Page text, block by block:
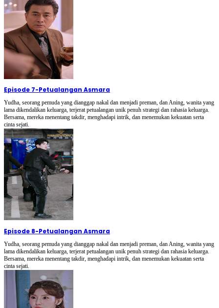
Episode 7-Petualangan Asmara
Yudha, seorang pemuda yang dianggap nakal dan menjadi preman, dan Aning, wanita yang
lama dikendalikan keluarga, terjerat petualangan unik penuh strategi dan rahasia keluarga.
Bersama, mereka menentang takdir, menghadapi intrik, dan menemukan kekuatan serta
cinta sejati.
Episode 8-Petualangan Asmara
Yudha, seorang pemuda yang dianggap nakal dan menjadi preman, dan Aning, wanita yang
lama dikendalikan keluarga, terjerat petualangan unik penuh strategi dan rahasia keluarga.
Bersama, mereka menentang takdir, menghadapi intrik, dan menemukan kekuatan serta
cinta sejati.